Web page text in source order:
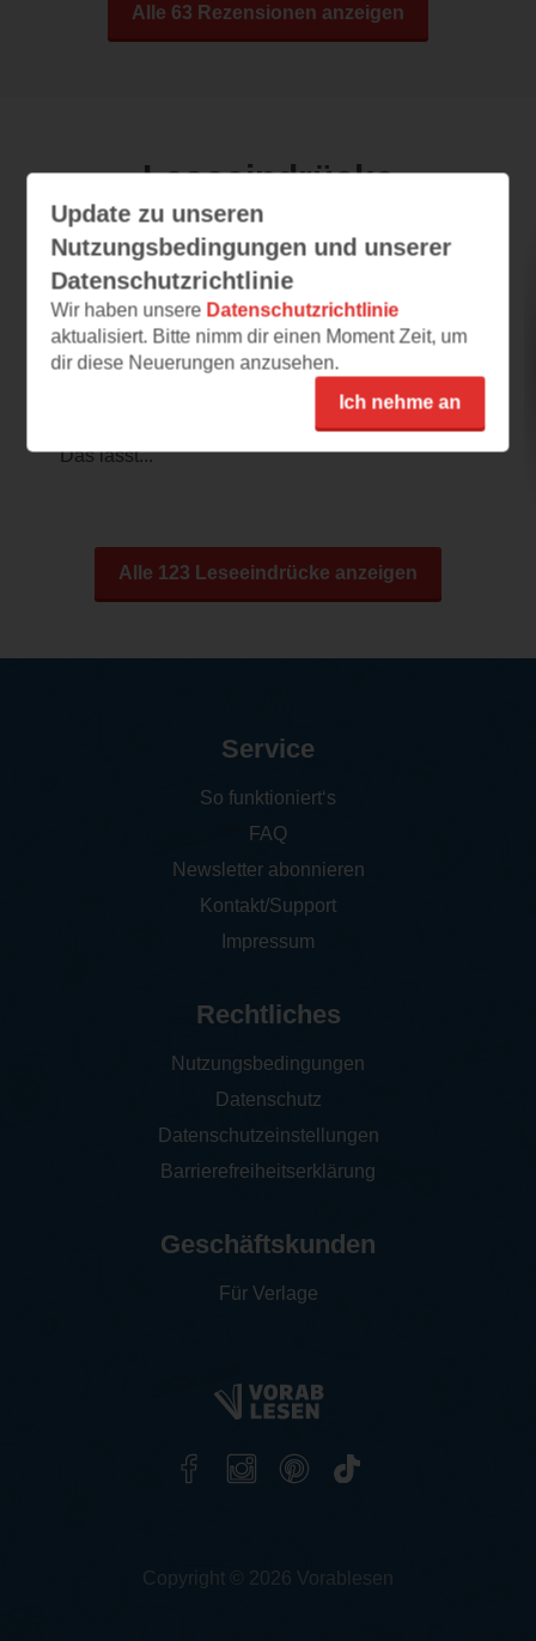
Alle 63 Rezensionen anzeigen
Leseeindrücke
Wieso? Weshalb? Warum? - Meine große
Tiere-Box
08.06.2026 – 18:06
Tierisch
Wie toll ist dieses Paket bitte. 3 Bücher, ein
Memory, ein Puzzle und ein Ausmalposter!
Das lässt...
Alle 123 Leseeindrücke anzeigen
Update zu unseren
Nutzungsbedingungen und unserer
Datenschutzrichtlinie
Wir haben unsere Datenschutzrichtlinie
aktualisiert. Bitte nimm dir einen Moment Zeit, um
dir diese Neuerungen anzusehen.
Ich nehme an
Service
So funktioniert‘s
FAQ
Newsletter abonnieren
Kontakt/Support
Impressum
Rechtliches
Nutzungsbedingungen
Datenschutz
Datenschutzeinstellungen
Barrierefreiheitserklärung
Geschäftskunden
Für Verlage
Copyright © 2026 Vorablesen